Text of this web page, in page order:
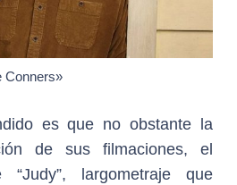
Conners»
es que no obstante la
de sus filmaciones, el
largometraje que